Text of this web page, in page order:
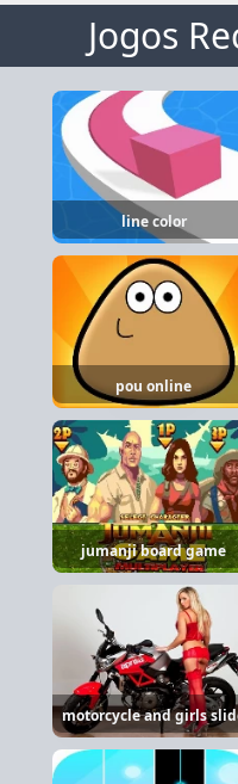
Jogos
line color
pou online
jumanji board game
motorcycle and girls